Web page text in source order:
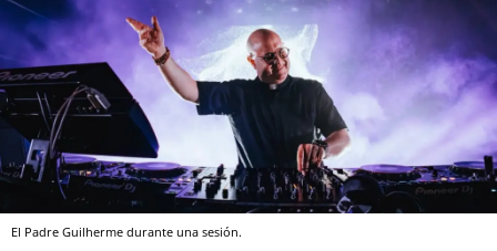
El Padre Guilherme durante una sesión.